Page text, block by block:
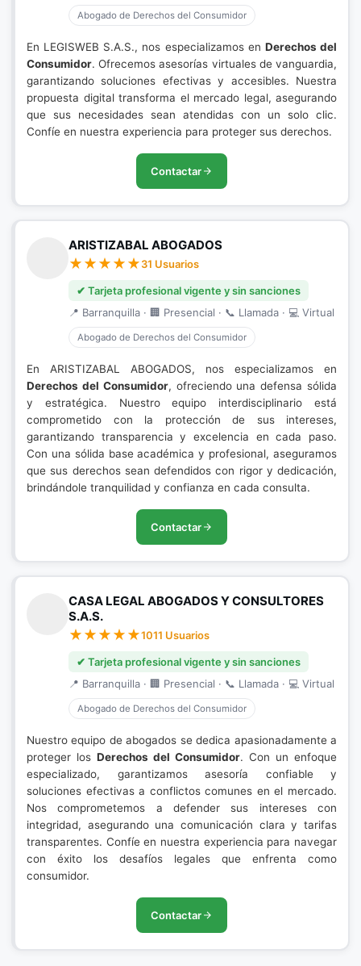
Abogado de Derechos del Consumidor
En LEGISWEB S.A.S., nos especializamos en Derechos del
Consumidor. Ofrecemos asesorías virtuales de vanguardia,
garantizando soluciones efectivas y accesibles. Nuestra
propuesta digital transforma el mercado legal, asegurando
que sus necesidades sean atendidas con un solo clic.
Confíe en nuestra experiencia para proteger sus derechos.
Contactar
ARISTIZABAL ABOGADOS
31 Usuarios
✔ Tarjeta profesional vigente y sin sanciones
📍 Barranquilla · 🏢 Presencial · 📞 Llamada · 💻 Virtual
Abogado de Derechos del Consumidor
En ARISTIZABAL ABOGADOS, nos especializamos en
Derechos del Consumidor, ofreciendo una defensa sólida
y estratégica. Nuestro equipo interdisciplinario está
comprometido con la protección de sus intereses,
garantizando transparencia y excelencia en cada paso.
Con una sólida base académica y profesional, aseguramos
que sus derechos sean defendidos con rigor y dedicación,
brindándole tranquilidad y confianza en cada consulta.
Contactar
CASA LEGAL ABOGADOS Y CONSULTORES
S.A.S.
1011 Usuarios
✔ Tarjeta profesional vigente y sin sanciones
📍 Barranquilla · 🏢 Presencial · 📞 Llamada · 💻 Virtual
Abogado de Derechos del Consumidor
Nuestro equipo de abogados se dedica apasionadamente a
proteger los Derechos del Consumidor. Con un enfoque
especializado, garantizamos asesoría confiable y
soluciones efectivas a conflictos comunes en el mercado.
Nos comprometemos a defender sus intereses con
integridad, asegurando una comunicación clara y tarifas
transparentes. Confíe en nuestra experiencia para navegar
con éxito los desafíos legales que enfrenta como
consumidor.
Contactar